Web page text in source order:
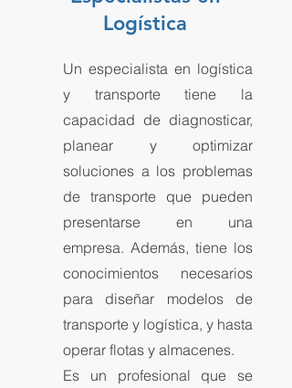
Logística
Un especialista en logística
y transporte tiene la
capacidad de diagnosticar,
planear y optimizar
soluciones a los problemas
de transporte que pueden
presentarse en una
empresa. Además, tiene los
conocimientos necesarios
para diseñar modelos de
transporte y logística, y hasta
operar flotas y almacenes.
Es un profesional que se